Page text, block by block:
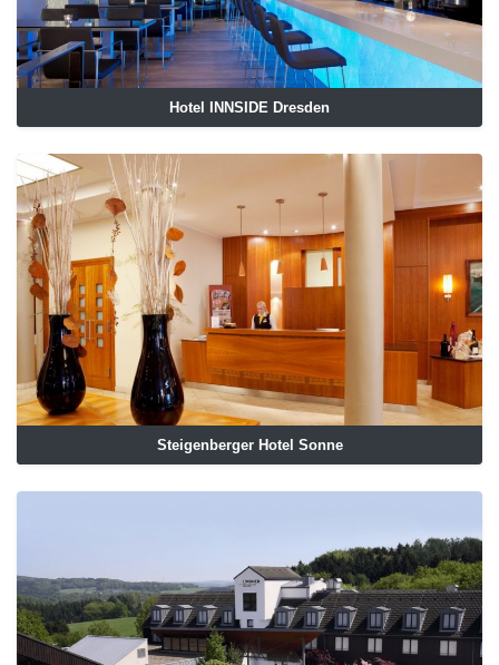
Hotel INNSIDE Dresden
Steigenberger Hotel Sonne